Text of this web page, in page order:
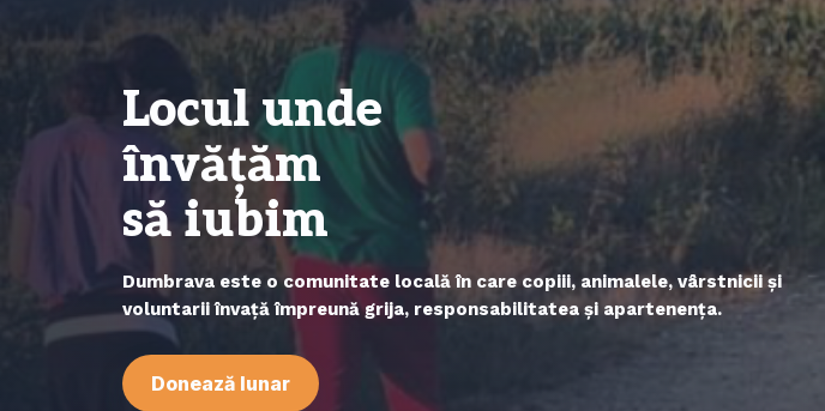
Locul unde
învățăm
să iubim
Dumbrava este o comunitate locală în care copiii, animalele, vârstnicii și
voluntarii învață împreună grija, responsabilitatea și apartenența.
Donează lunar